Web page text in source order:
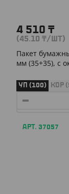
4 510 ₸
(45.10 ₸/ШТ)
Пакет
мм (35+35), с
УП (100) КОР
АРТ. 37057